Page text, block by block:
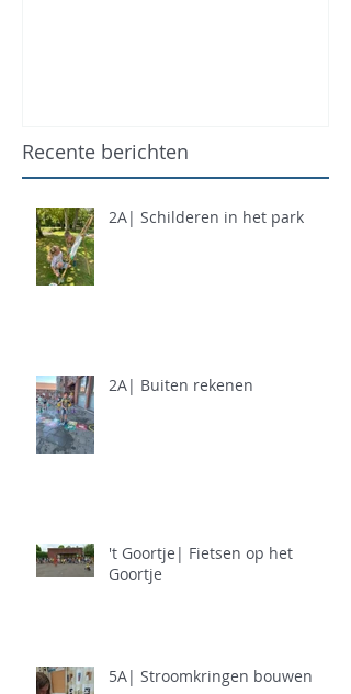
Recente berichten
2A| Schilderen in het park
2A| Buiten rekenen
't Goortje| Fietsen op het
Goortje
5A| Stroomkringen bouwen